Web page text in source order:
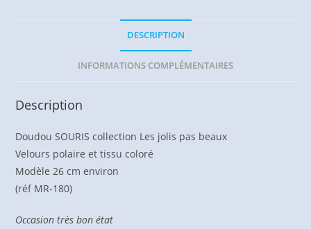
DESCRIPTION
INFORMATIONS COMPLÉMENTAIRES
Description
Doudou SOURIS collection Les jolis pas beaux
Velours polaire et tissu coloré
Modèle 26 cm environ
(réf MR-180)
Occasion très bon état